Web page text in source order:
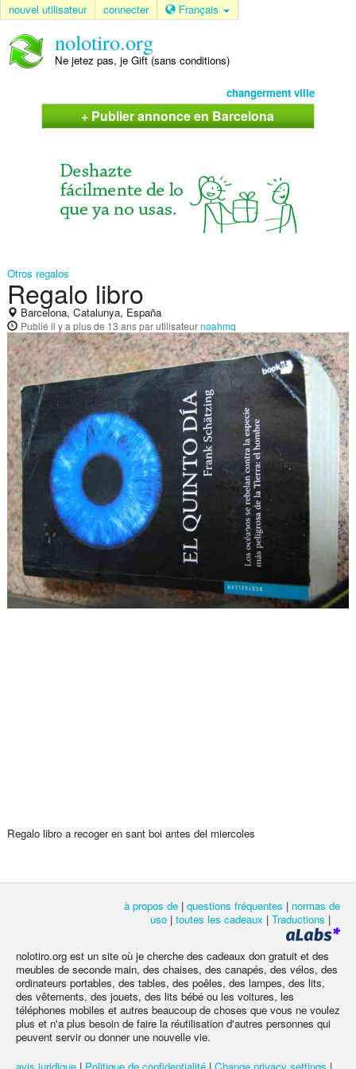
nouvel utilisateur connecter Français
nolotiro.org
Ne jetez pas, je Gift (sans conditions)
changerment ville
+ Publier annonce en Barcelona
Otros regalos
Regalo libro
Barcelona, Catalunya, España
Publié il y a plus de 13 anspar utilisateurnoahmq
Regalo libro a recoger en sant boi antes del miercoles
à propos de | questions fréquentes | normas de
uso | toutes les cadeaux | Traductions |
nolotiro.org est un site où je cherche des cadeaux don gratuit et des
meubles de seconde main, des chaises, des canapés, des vélos, des
ordinateurs portables, des tables, des poêles, des lampes, des lits,
des vêtements, des jouets, des lits bébé ou les voitures, les
téléphones mobiles et autres beaucoup de choses que vous ne voulez
plus et n'a plus besoin de faire la réutilisation d'autres personnes qui
peuvent servir ou donner une nouvelle vie.